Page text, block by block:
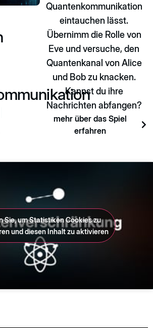
Quantenkommunikation
eintauchen lässt.
Übernimm die Rolle von
Eve und versuche, den
Quantenkanal von Alice
und Bob zu knacken.
Kannst du ihre
Nachrichten abfangen?
mehr über das Spiel
erfahren
Sie, um Statistiken Cookies zu
und diesen Inhalt zu aktivieren